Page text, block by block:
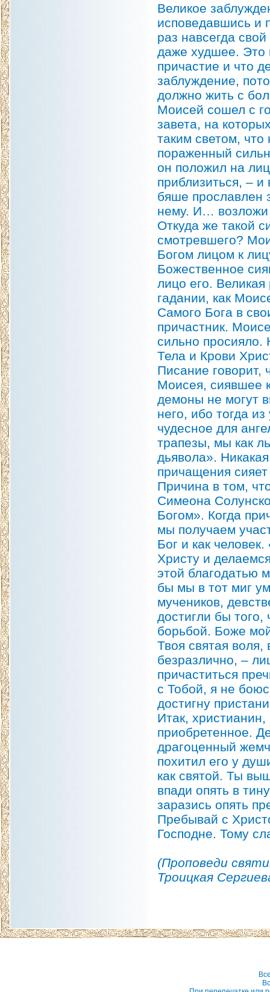
Великое
исповедавшись и
раз навсегда
даже худшее. Это
причастие и что
заблуждение,
должно жить с
Моисей сошел с
завета, на
таким светом,
пораженный
он положил на
приблизиться, –
бяше прославлен
нему. И… возложи
Откуда же такой
смотревшего?
Богом лицом к
Божественное
лицо его.
гадании, как
Самого Бога в
причастник.
сильно просияло.
Тела и Крови
Писание говорит,
Моисея, сиявшее
демоны не могут
него, ибо тогда
чудесное для
трапезы, мы как
дьявола».
причащения
Причина в том,
Симеона
Богом». Когда
мы получаем
Бог и как
Христу и
этой благодатью
бы мы в тот миг
мучеников,
достигли бы того,
борьбой. Боже
Твоя святая
безразлично, –
причаститься
с Тобой, я не
достигну
Итак,
приобретенное.
драгоценный
похитил его у
как святой. Ты
впади опять в
заразись опять
Пребывай с
Господне. Тому
(Проповеди
Троицкая